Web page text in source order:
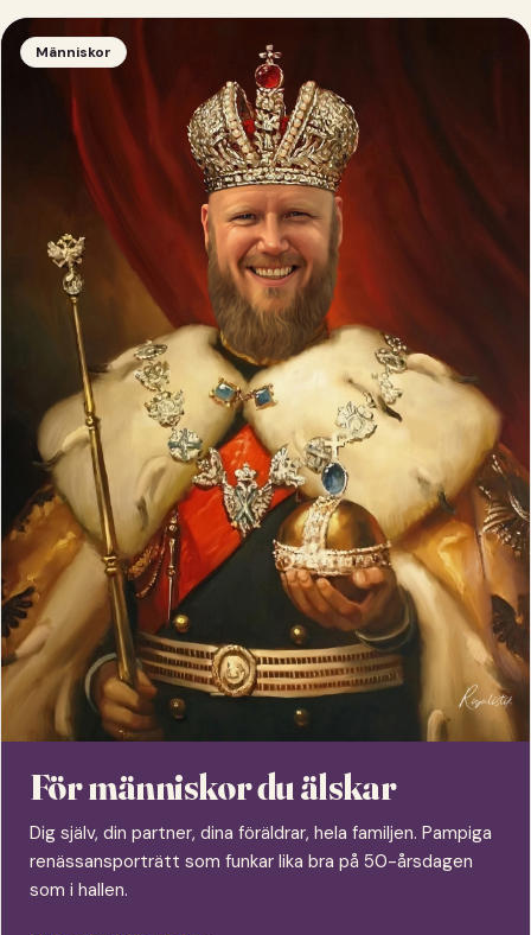
Människor
För människor du älskar
Dig själv, din partner, dina föräldrar, hela familjen. Pampiga
renässansporträtt som funkar lika bra på 50-årsdagen
som i hallen.